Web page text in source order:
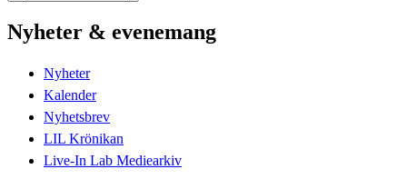
Nyheter & evenemang
Nyheter
Kalender
Nyhetsbrev
LIL Krönikan
Live-In Lab Mediearkiv